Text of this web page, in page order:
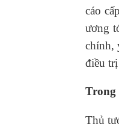
cáo
ương
chính,
điều
Trong
Thủ